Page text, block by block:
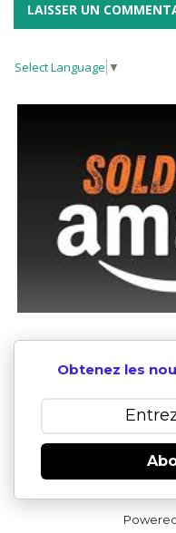
Select Language ▼
Obtenez les